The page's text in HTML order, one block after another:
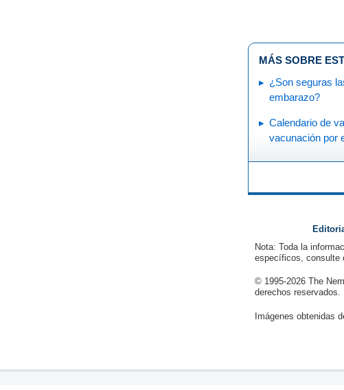
MÁS SOBRE
¿Son seguras
embarazo?
Calendario de
vacunación por
Nota: Toda la
específicos, consulte
© 1995-2026 The
derechos reservados.
Imágenes obtenidas